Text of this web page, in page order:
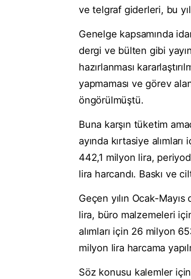
ve telgraf giderleri, bu
Genelge kapsamında
dergi ve bülten gibi
hazırlanması
yapmaması ve görev
öngörülmüştü.
Buna karşın tüketim
ayında kırtasiye
442,1 milyon lira,
lira harcandı. Baskı ve
Geçen yılın Ocak-
lira, büro malzemeleri
alımları için 26 milyon
milyon lira harcama
Söz konusu kalemler